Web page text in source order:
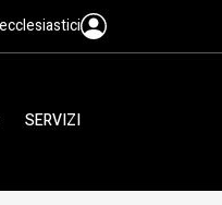
SERVIZI